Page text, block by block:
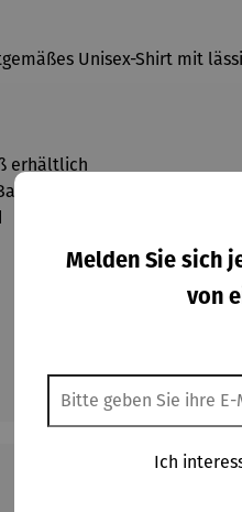
Unisex-Shirt mit
erhältlich
/ 180gm/qm
Melden Sie sich
von
Ich